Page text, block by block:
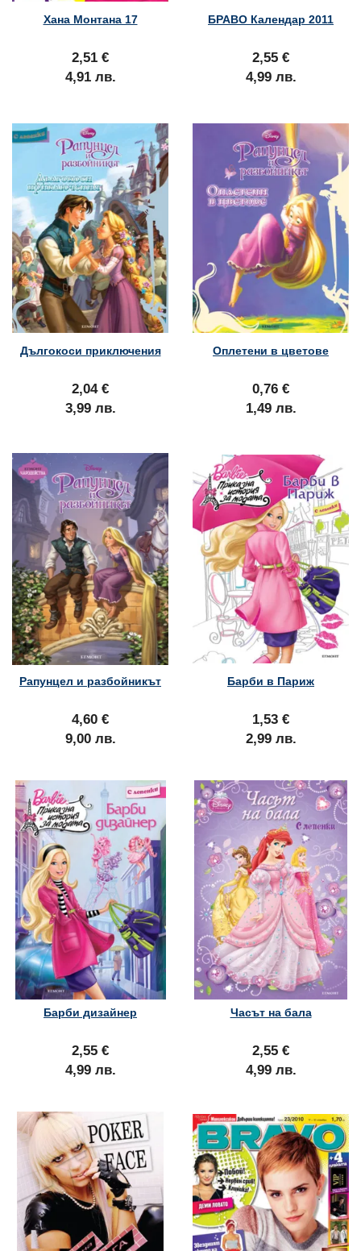
Хана Монтана 17
2,51 €
4,91 лв.
БРАВО Календар 2011
2,55 €
4,99 лв.
Дългокоси приключения
2,04 €
3,99 лв.
Оплетени в цветове
0,76 €
1,49 лв.
Рапунцел и разбойникът
4,60 €
9,00 лв.
Барби в Париж
1,53 €
2,99 лв.
Барби дизайнер
2,55 €
4,99 лв.
Часът на бала
2,55 €
4,99 лв.